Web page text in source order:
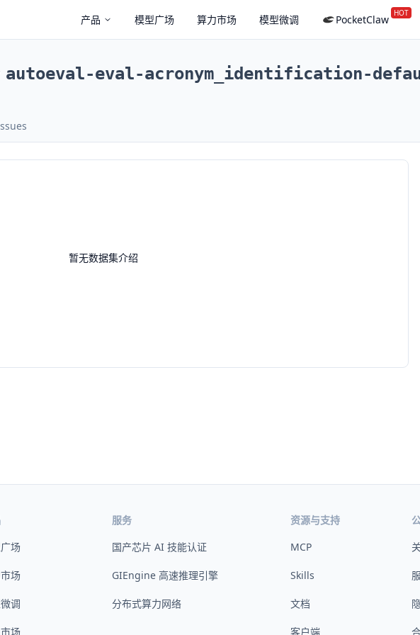
产品 模型广场 算力市场 模型微调 PocketClaw HOT
autoeval-eval-acronym_identification-
暂无数据集介绍
场
场
调
场
服务
国产芯片 AI 技能认证
GIEngine 高速推理引擎
分布式算力网络
资源与支持
MCP
Skills
文档
客户端